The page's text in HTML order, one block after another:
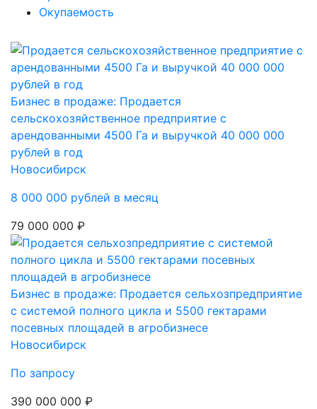
Окупаемость
Бизнес в продаже: Продается
сельскохозяйственное предприятие с
арендованными 4500 Га и выручкой 40 000 000
рублей в год
Новосибирск
8 000 000 рублей в месяц
79 000 000 ₽
Бизнес в продаже: Продается сельхозпредприятие
с системой полного цикла и 5500 гектарами
посевных площадей в агробизнесе
Новосибирск
По запросу
390 000 000 ₽